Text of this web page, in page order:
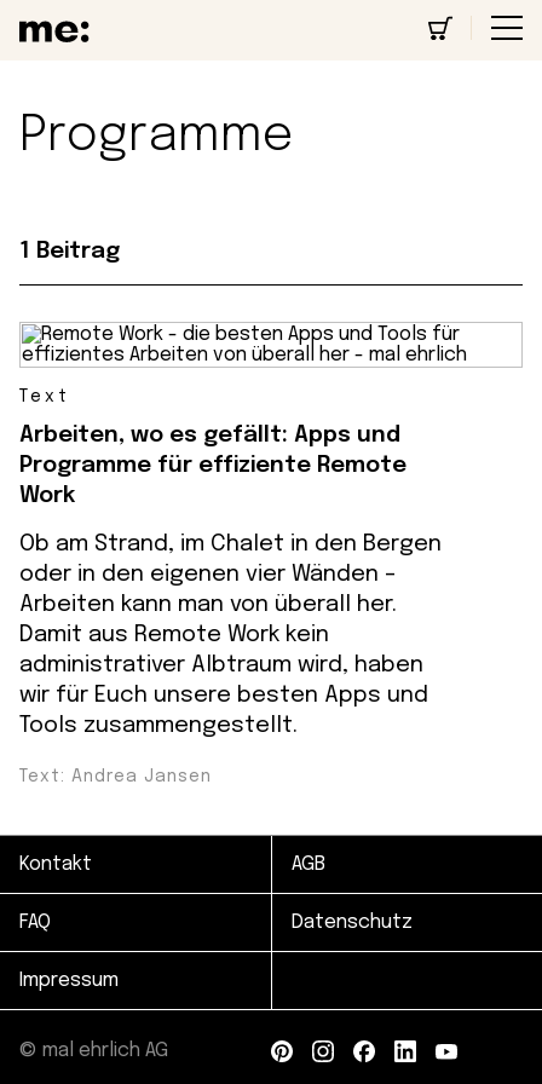
Programme
1 Beitrag
Text
Arbeiten, wo es gefällt: Apps und
Programme für effiziente Remote
Work
Ob am Strand, im Chalet in den Bergen
oder in den eigenen vier Wänden -
Arbeiten kann man von überall her.
Damit aus Remote Work kein
administrativer Albtraum wird, haben
wir für Euch unsere besten Apps und
Tools zusammengestellt.
Text: Andrea Jansen
Kontakt AGB
FAQ Datenschutz
Impressum
© mal ehrlich AG